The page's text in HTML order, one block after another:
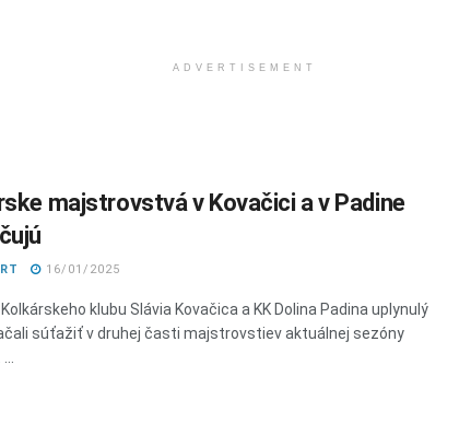
ADVERTISEMENT
majstrovstvá v Kovačici a v Padine
16/01/2025
klubu Slávia Kovačica a KK Dolina Padina uplynulý
súťažiť v druhej časti majstrovstiev aktuálnej sezóny